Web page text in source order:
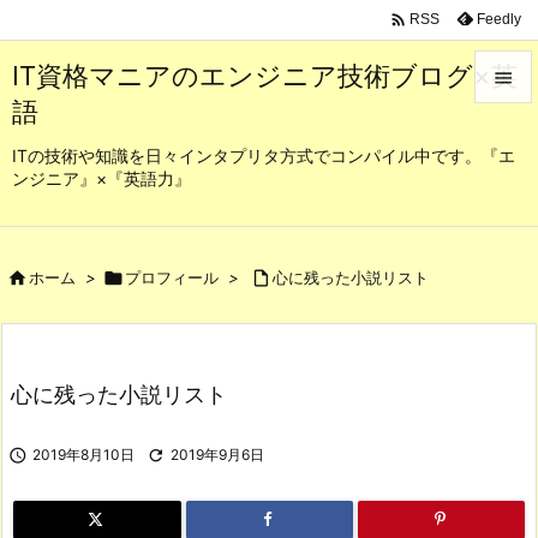
IT資格マニアのエンジニア技術ブログ×英
語
ITの技術や知識を日々インタプリタ方式でコンパイル中です。『エ
ンジニア』×『英語力』

メニュ
 RSS Feedly
ホーム > プロフィール >  心に残った小説リスト
心に残った小説リスト
 2019年8月10日  2019年9月6日